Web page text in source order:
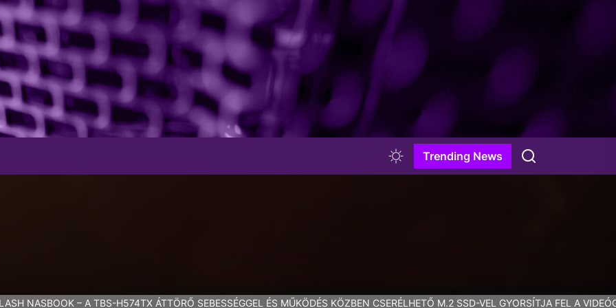
Trending News
NASBOOK – A TBS-H574TX ÁTTÖRŐ SEBESSÉGGEL ÉS MŰKÖDÉS KÖZBEN CSERÉLHETŐ M.2 SSD-VEL GYORSÍTJA FEL A